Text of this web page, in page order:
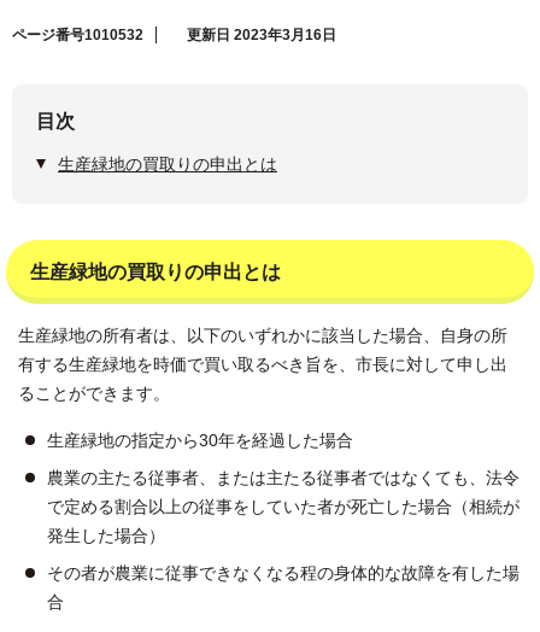
ページ番号1010532 更新日 2023年3月16日
目次
生産緑地の買取りの申出とは
生産緑地の買取りの申出とは
生産緑地の所有者は、以下のいずれかに該当した場合、自身の所
有する生産緑地を時価で買い取るべき旨を、市長に対して申し出
ることができます。
生産緑地の指定から30年を経過した場合
農業の主たる従事者、または主たる従事者ではなくても、法令
で定める割合以上の従事をしていた者が死亡した場合（相続が
発生した場合）
その者が農業に従事できなくなる程の身体的な故障を有した場
合